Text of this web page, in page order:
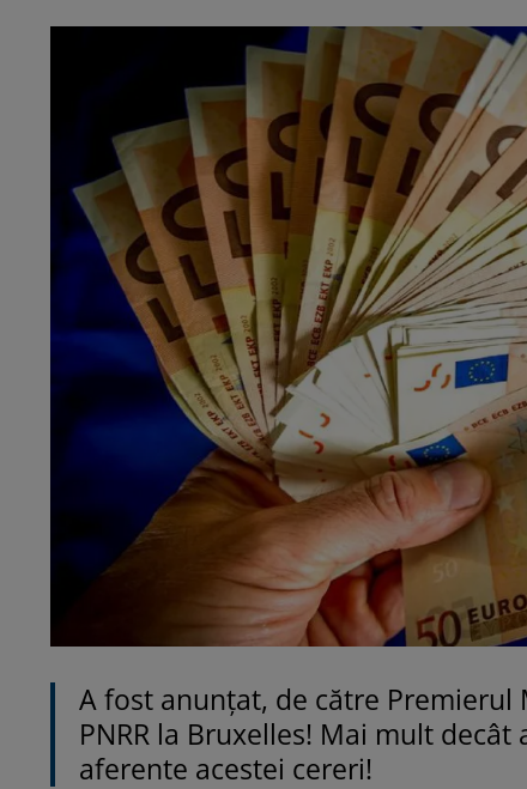
A fost anunțat, de către Premierul
PNRR la Bruxelles! Mai mult
aferente acestei cereri!